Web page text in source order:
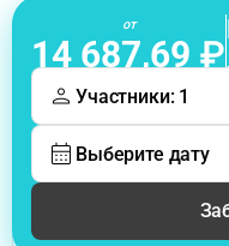
от
14 687,69 ₽
Участники: 1
Выберите дату